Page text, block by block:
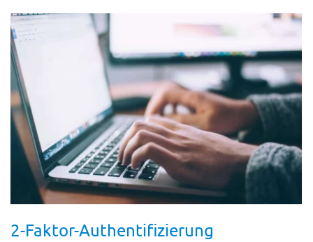
2-Faktor-Authentifizierung